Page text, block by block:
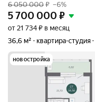
6 050 000₽ –6%
5 700 000 ₽
от 21 734 ₽ в месяц
36,6 м²
квартира-студия
новостройка